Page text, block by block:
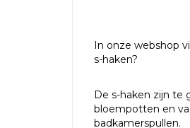
In onze webshop
s-haken?
De s-haken zijn te
bloempotten en
badkamerspullen.